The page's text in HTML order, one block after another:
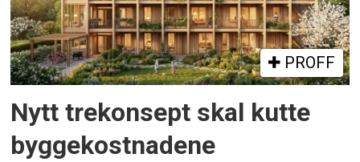
PROFF
Nytt trekonsept skal kutte
byggekostnadene